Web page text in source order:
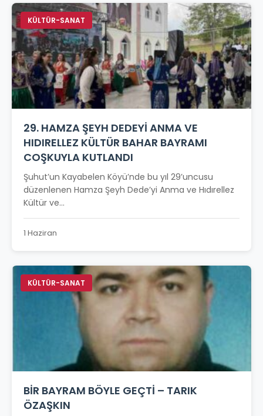
KÜLTÜR-SANAT
29. HAMZA ŞEYH DEDEYİ ANMA VE
HIDIRELLEZ KÜLTÜR BAHAR BAYRAMI
COŞKUYLA KUTLANDI
Şuhut’un Kayabelen Köyü’nde bu yıl 29’uncusu
düzenlenen Hamza Şeyh Dede’yi Anma ve Hıdırellez
Kültür ve...
1 Haziran
KÜLTÜR-SANAT
BİR BAYRAM BÖYLE GEÇTİ – TARIK
ÖZAŞKIN